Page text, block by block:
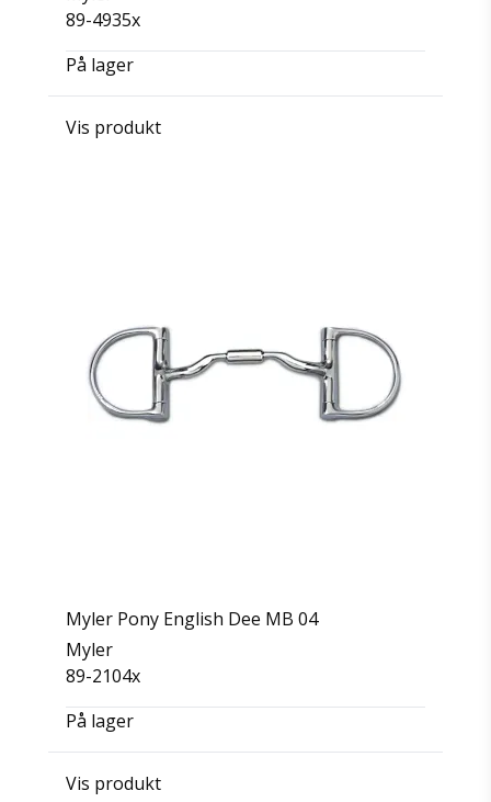
89-4935x
På lager
Vis produkt
Myler Pony English Dee MB 04
Myler
89-2104x
På lager
Vis produkt